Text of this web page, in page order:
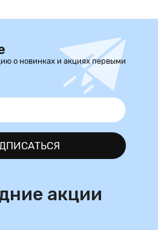
о новинках и акциях первыми
акции